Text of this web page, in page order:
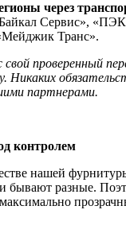
через
Сервис»,
Транс».
свой проверенный
Никаких
партнерами.
контролем
нашей
бывают разные.